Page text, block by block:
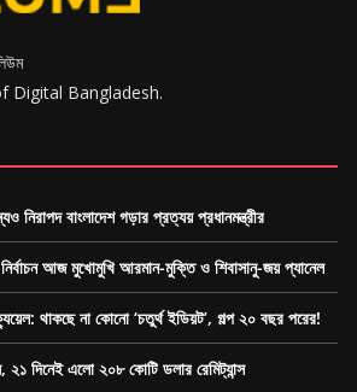
Digital Bangladesh.
নিরাপদ বাংলাদেশ গড়ার প্রত্যয় প্রধানমন্ত্রীর
নির্বাচন আজ মুখোমুখি আরমান-মুক্তি ও শিবাসানু-জয় প্যানেল
থাকছে না কোনো ‘চতুর্থ ইডিয়ট’, গল্প ২০ বছর পরের!
২১ দিনেই এলো ২০৮ কোটি ডলার রেমিট্যান্স